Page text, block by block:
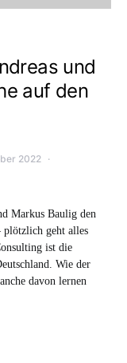
und
auf den
2022
Markus Baulig den
plötzlich geht alles
ist die
Wie der
davon lernen